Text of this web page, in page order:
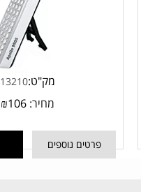
מק"ט:13210
מחיר: ₪106
פרטים נוספים